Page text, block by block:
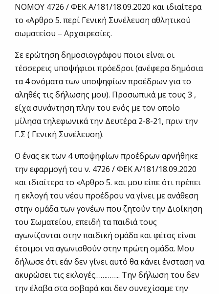
ΝΟΜΟΥ 4726 / ΦΕΚ Α/181/18.09.2020 και ιδιαίτερα
το «Αρθρο 5. περί Γενική Συνέλευση αθλητικού
σωματείου – Αρχαιρεσίες.
Σε ερώτηση δημοσιογράφου ποιοι είναι οι
τέσσερεις υποψήφιοι πρόεδροι (ανέφερα δημόσια
τα 4 ονόματα των υποψηφίων προέδρων για το
αληθές τις δήλωσης μου). Προσωπικά με τους 3 ,
είχα συνάντηση πλην του ενός με τον οποίο
μίλησα τηλεφωνικά την Δευτέρα 2-8-21, πριν την
Γ.Σ ( Γενική Συνέλευση).
Ο ένας εκ των 4 υποψηφίων προέδρων αρνήθηκε
την εφαρμογή του ν. 4726 / ΦΕΚ Α/181/18.09.2020
και ιδιαίτερα το «Αρθρο 5. και μου είπε ότι πρέπει
η εκλογή του νέου προέδρου να γίνει με ανάθεση
στην ομάδα των γονέων που ζητούν την Διοίκηση
του Σωματείου, επειδή τα παιδιά τους
αγωνίζονται στην παιδική ομάδα και φέτος είναι
έτοιμοι να αγωνισθούν στην πρώτη ομάδα. Μου
δήλωσε ότι εάν δεν γίνει αυτό θα κάνει ένσταση να
ακυρώσει τις εκλογές………….. Την δήλωση του δεν
την έλαβα στα σοβαρά και δεν συνεχίσαμε την